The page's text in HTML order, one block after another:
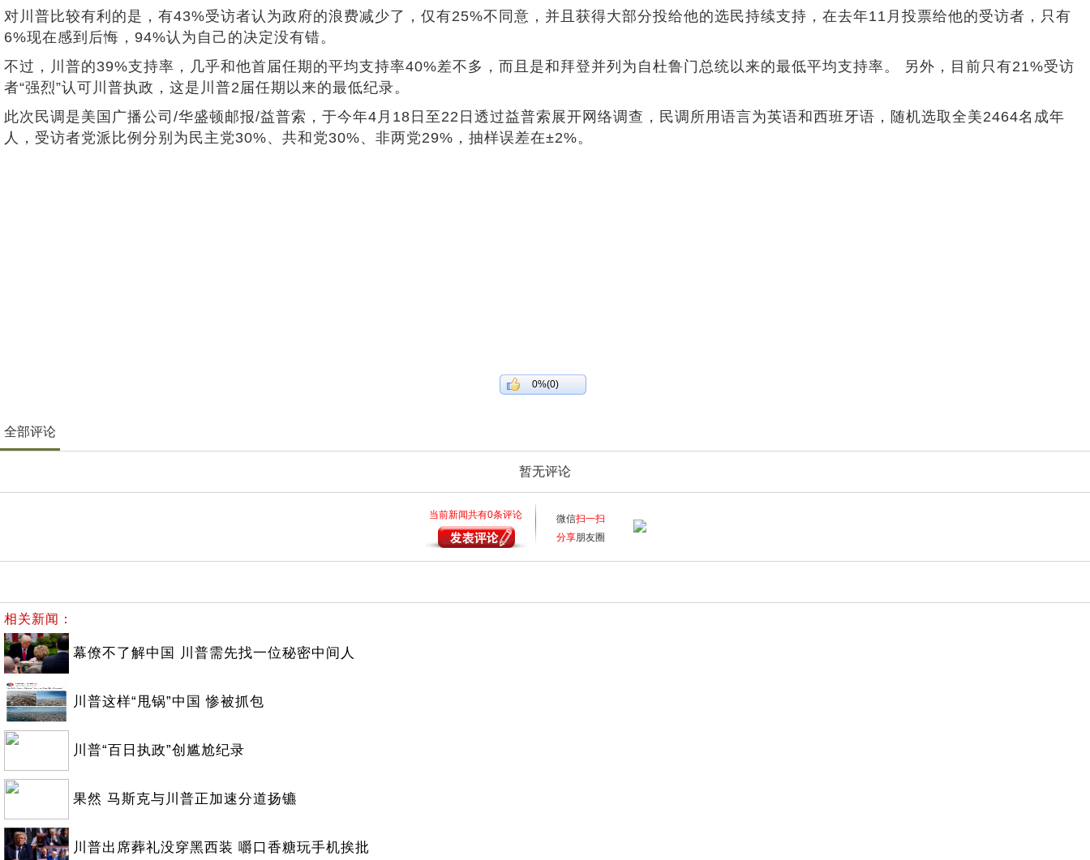
对川普比较有利的是，有43%受访者认为政府的浪费减少了，仅有25%不同意，并且获得大部分投给他的选民持续支持，在去年11月投票给他的受访者，只有
6%现在感到后悔，94%认为自己的决定没有错。
不过，川普的39%支持率，几乎和他首届任期的平均支持率40%差不多，而且是和拜登并列为自杜鲁门总统以来的最低平均支持率。 另外，目前只有21%受访
者“强烈”认可川普执政，这是川普2届任期以来的最低纪录。
此次民调是美国广播公司/华盛顿邮报/益普索，于今年4月18日至22日透过益普索展开网络调查，民调所用语言为英语和西班牙语，随机选取全美2464名成年
人，受访者党派比例分别为民主党30%、共和党30%、非两党29%，抽样误差在±2%。
0%(0)
全部评论
暂无评论
当前新闻共有0条评论 微信扫一扫
分享朋友圈
相关新闻：
幕僚不了解中国 川普需先找一位秘密中间人
川普这样“甩锅”中国 惨被抓包
川普“百日执政”创尴尬纪录
果然 马斯克与川普正加速分道扬镳
川普出席葬礼没穿黑西装 嚼口香糖玩手机挨批